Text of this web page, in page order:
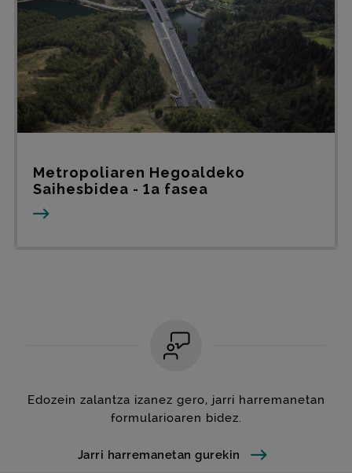
Metropoliaren Hegoaldeko
Saihesbidea - 1a fasea
Edozein zalantza izanez gero, jarri harremanetan
formularioaren bidez.
Jarri harremanetan gurekin